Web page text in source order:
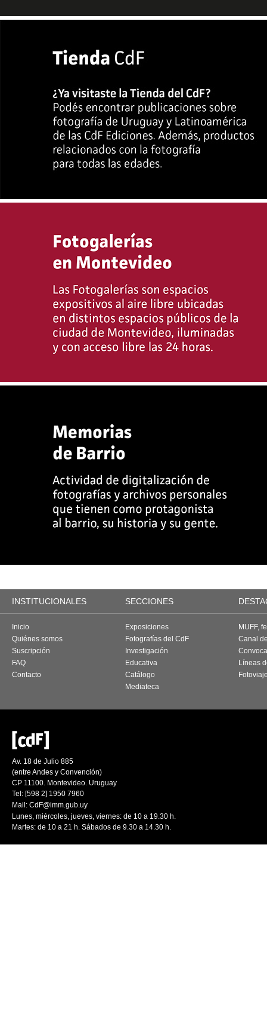
INSTITUCIONALES SECCIONES
Inicio
Quiénes somos
Suscripción
FAQ
Contacto
Exposiciones
Fotografías del CdF
Investigación
Educativa
Catálogo
Mediateca
MUFF,
Canal
Líneas
Av. 18 de Julio 885
(entre Andes y Convención)
CP 11100. Montevideo. Uruguay
Tel: [598 2] 1950 7960
Mail: CdF@imm.gub.uy
Lunes, miércoles, jueves, viernes: de 10 a 19.30 h.
Martes: de 10 a 21 h. Sábados de 9.30 a 14.30 h.